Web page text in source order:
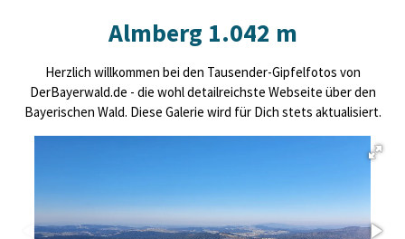
Almberg 1.042 m
Herzlich willkommen bei den Tausender-Gipfelfotos von
DerBayerwald.de - die wohl detailreichste Webseite über den
Bayerischen Wald. Diese Galerie wird für Dich stets aktualisiert.